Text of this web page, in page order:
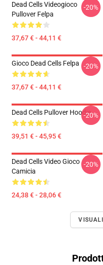
Dead Cells Videogioco
Pullover Felpa
37,67 € - 44,11 €
-20%
Gioco Dead Cells Felpa
37,67 € - 44,11 €
-20%
Dead Cells Pullover Hoodie
39,51 € - 45,95 €
-20%
Dead Cells Video Gioco
Camicia
24,38 € - 28,06 €
-20%